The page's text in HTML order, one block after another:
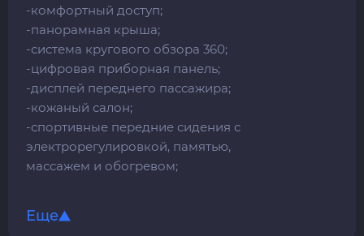
-комфортный доступ;
-панорамная крыша;
-система кругового обзора 360;
-цифровая приборная панель;
-дисплей переднего пассажира;
-кожаный салон;
-спортивные передние сидения с
электрорегулировкой, памятью,
массажем и обогревом;
-apple CarPlay;
Еще